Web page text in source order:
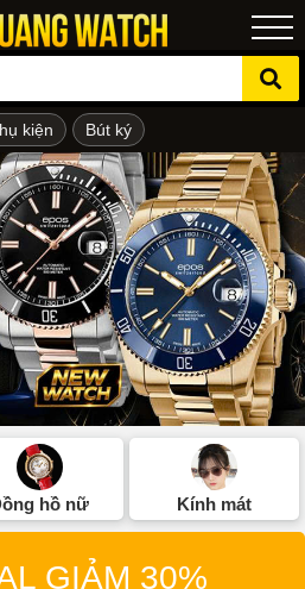
kiện Bút ký
hồ nữ Kính mát
GIẢM 30%